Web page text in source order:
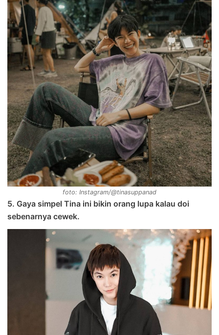
foto: Instagram/@tinasuppanad
5. Gaya simpel Tina ini bikin orang lupa kalau doi
sebenarnya cewek.